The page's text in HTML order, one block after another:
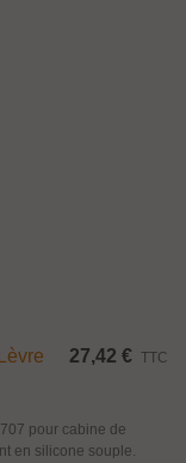
27,42 € TTC
pour cabine de
en silicone souple.